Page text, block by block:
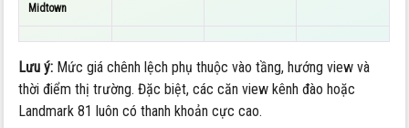
Midtown
Lưu ý: Mức giá chênh lệch phụ thuộc vào tầng, hướng view và
thời điểm thị trường. Đặc biệt, các căn view kênh đào hoặc
Landmark 81 luôn có thanh khoản cực cao.